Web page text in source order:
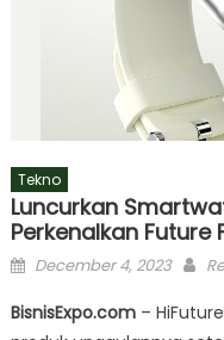
Tekno
Luncurkan
Perkenalkan Future
Posted
December 4, 2023
BisnisExpo.com–